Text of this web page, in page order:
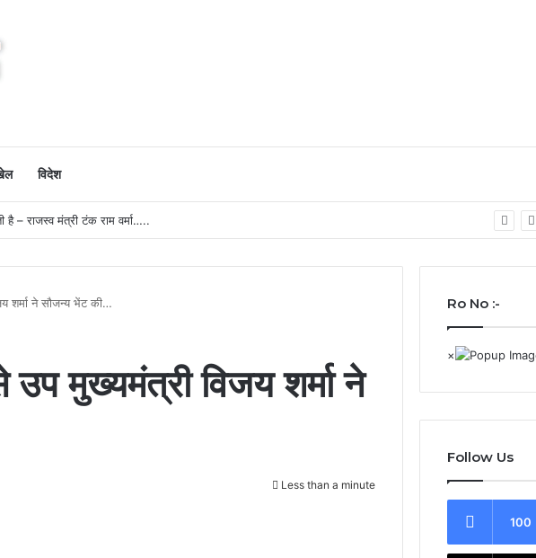
विदेश
है – राजस्व मंत्री टंक राम वर्मा…..
शर्मा ने सौजन्य भेंट की…
मुख्यमंत्री विजय शर्मा ने
Less than a minute
Ro No :-
Follow Us
100